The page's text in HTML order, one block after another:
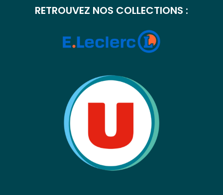
RETROUVEZ NOS COLLECTIONS :